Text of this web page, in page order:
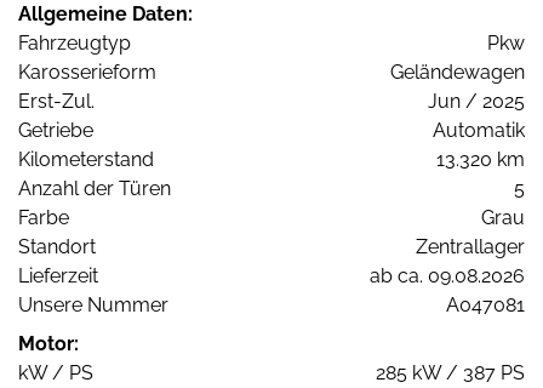
Allgemeine Daten:
Fahrzeugtyp
Pkw
Karosserieform
Geländewagen
Erst-Zul.
Jun / 2025
Getriebe
Automatik
Kilometerstand
13.320 km
Anzahl der Türen
5
Farbe
Grau
Standort
Zentrallager
Lieferzeit
ab ca. 09.08.2026
Unsere Nummer
A047081
Motor:
kW / PS
285 kW / 387 PS